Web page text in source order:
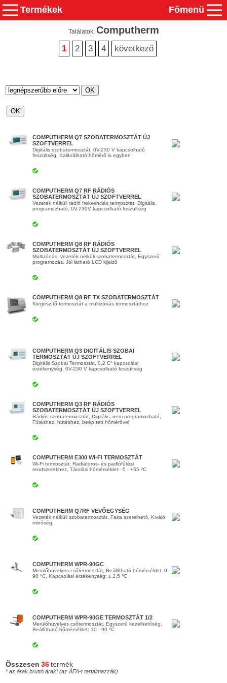
Termékek Főmenü
Találatok: Computherm
1 2 3 4 következő
COMPUTHERM Q7 SZOBATERMOSZTÁT ÚJ
SZOFTVERREL
Digitális szobatermosztát, 0V-230 V kapcsolható
feszültség, Kalibrálható hőmérő is egyben
COMPUTHERM Q7 RF RÁDIÓS
SZOBATERMOSZTÁT ÚJ SZOFTVERREL
Vezeték nélküli rádió frekvenciás termosztát, Digitális,
programozható, 0V-230V kapcsolható feszültség
COMPUTHERM Q8 RF RÁDIÓS
SZOBATERMOSZTÁT ÚJ SZOFTVERREL
Multizónás, vezeték nélküli szobatermosztát, Egyszerű
programozás, Jól látható LCD kijelző
COMPUTHERM Q8 RF TX SZOBATERMOSZTÁT
Kiegészítő termosztát a multizónás termosztáthoz
COMPUTHERM Q3 DIGITÁLIS SZOBAI
TERMOSZTÁT ÚJ SZOFTVERREL
Digitális Szobai Termosztát, 0,2 C° kapcsolási
érzékenység, 0V-230 V kapcsolható feszültség
COMPUTHERM Q3 RF RÁDIÓS
SZOBATERMOSZTÁT ÚJ SZOFTVERREL
Rádiós szobatermosztát, Digitális, nem programozható,
Fűtéshez, hűtéshez, beépített hőmérővel
COMPUTHERM E300 WI-FI TERMOSZTÁT
Wi-Fi termosztát, Radiátoros- és padlófűtési
rendszerekhez, Tárolási hőmérséklet: -5 - +55 ºC
COMPUTHERM Q7RF VEVŐEGYSÉG
Vezeték nélküli szobatermosztát, Falra szerelhető, Kiváló
minőség
COMPUTHERM WPR-90GC
Merülőhüvelyes csőtermosztát, Beállítható hőmérséklet: 0 -
90 °C, Kapcsolási érzékenység: ± 2,5 °C
COMPUTHERM WPR-90GE TERMOSZTÁT 1/2
Merülőhüvelyes csőtermosztát, Egyszerű kezelhetőség,
Beállítható hőmérséklet: 10 - 90 ºC
Összesen 36 termék
* az árak bruttó árak! (az ÁFA-t tartalmazzák)